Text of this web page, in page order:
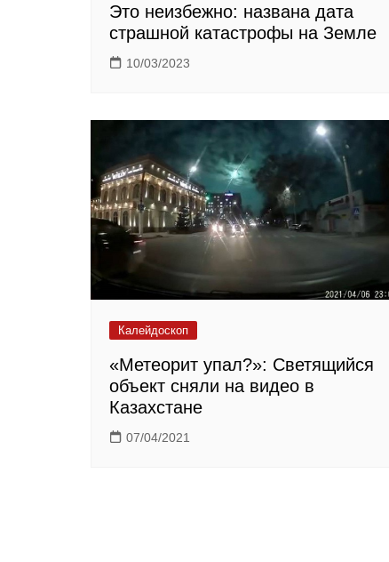
Это неизбежно: названа дата
страшной катастрофы на Земле
10/03/2023
Калейдоскоп
«Метеорит упал?»: Светящийся
объект сняли на видео в
Казахстане
07/04/2021